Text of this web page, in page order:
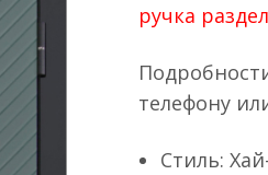
ручка
телефону
Стиль: